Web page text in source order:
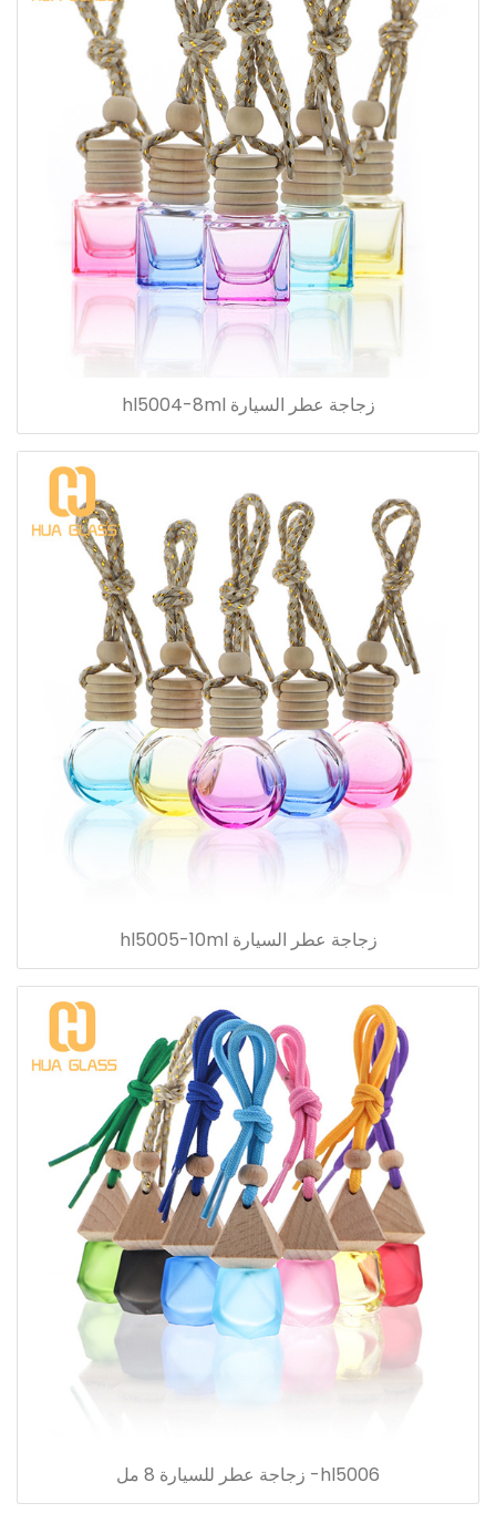
زجاجة عطر السيارة hl5004-8ml
زجاجة عطر السيارة hl5005-10ml
hl5006- زجاجة عطر للسيارة 8 مل